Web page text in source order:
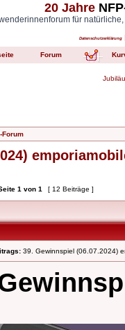
20 Jahre
für
Datenschutzerklärung
Forum
Forum
1 von 1 [ 12 Beiträge ]
39. Gewinnspiel (06.07.2024)